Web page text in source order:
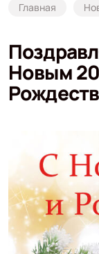
Главная
Новым